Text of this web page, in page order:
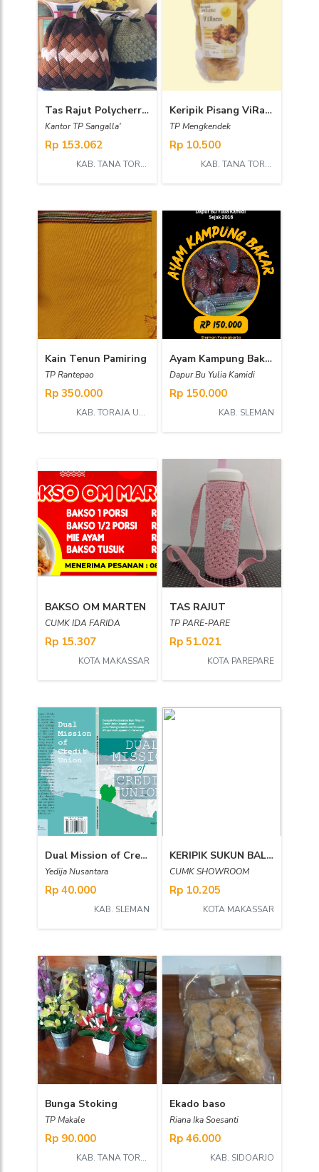
Tas Rajut Polycherry size M
Kantor TP Sangalla'
Rp 153.062
KAB. TANA TORAJA
Keripik Pisang ViRans
TP Mengkendek
Rp 10.500
KAB. TANA TORAJA
Kain Tenun Pamiring
TP Rantepao
Rp 350.000
KAB. TORAJA UTARA
Ayam Kampung Bakar
Dapur Bu Yulia Kamidi
Rp 150.000
KAB. SLEMAN
BAKSO OM MARTEN
CUMK IDA FARIDA
Rp 15.307
KOTA MAKASSAR
TAS RAJUT
TP PARE-PARE
Rp 51.021
KOTA PAREPARE
Dual Mission of Credit Union: Dampak Pendekatan Dual Mission Credit Union Angudi Laras pada Peningkatan Sosial Ekonomi Masyarakat Layanan di Purworejo
Yedija Nusantara
Rp 40.000
KAB. SLEMAN
KERIPIK SUKUN BALADO
CUMK SHOWROOM
Rp 10.205
KOTA MAKASSAR
Bunga Stoking
TP Makale
Rp 90.000
KAB. TANA TORAJA
Ekado baso
Riana Ika Soesanti
Rp 46.000
KAB. SIDOARJO